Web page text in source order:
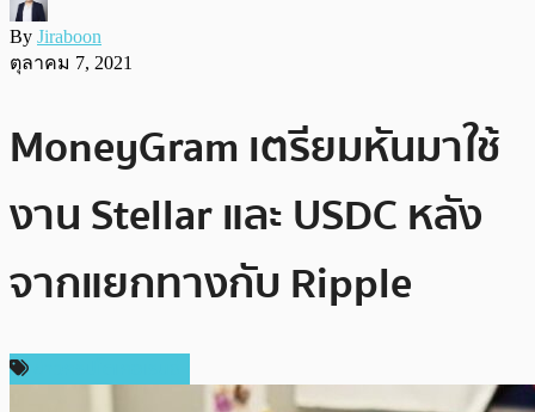
By Jiraboon
ตุลาคม 7, 2021
MoneyGram เตรียมหันมาใช้
งาน Stellar และ USDC หลัง
จากแยกทางกับ Ripple